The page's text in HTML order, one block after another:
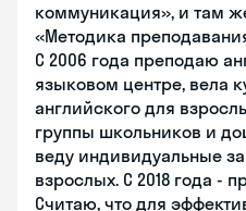
коммуникация», и там
«Методика
С 2006 года преподаю
языковом центре, вела
английского для
группы школьников и
веду индивидуальные
взрослых. С 2018 года -
Считаю, что для